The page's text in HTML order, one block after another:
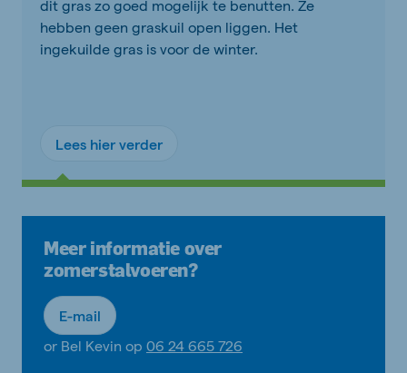
dit gras zo goed mogelijk te benutten. Ze
hebben geen graskuil open liggen. Het
ingekuilde gras is voor de winter.
Lees hier verder
Meer informatie over
zomerstalvoeren?
E-mail
or Bel Kevin op 06 24 665 726